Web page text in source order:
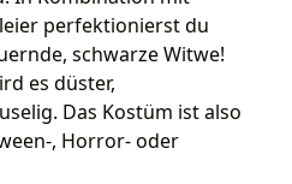
perfektionierst du
schwarze Witwe!
es düster,
Das Kostüm ist also
, Horror- oder